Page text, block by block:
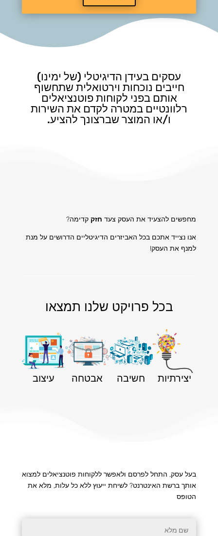
עסקים בעידן הדיגיטלי (של ימינו)
חייבים נוכחות וירטואלית שתחשוף
אותם בפני לקוחות פוטנציאלים
רלוונטיים במטרה לקדם את השירות
ו/או המוצר שברצונך להציע.
מחפשים להצעיד את העסק צעד חזקקדימה?
אנו נצייד אתכם בכל האביזרים הדיגיטליים הדרושים על מנת
למנף את העסק!
בכל פרויקט שלנו תמצאו
יצירתיות חשיבה אבטחה עיצוב
בעל עסק, התחל לפרסם ולאפשר ללקוחות פוטנציאלים למצוא
אותך ברשת האינטרנט? לשיחת ייעוץ ללא כל עלות, מלא את
הטופס